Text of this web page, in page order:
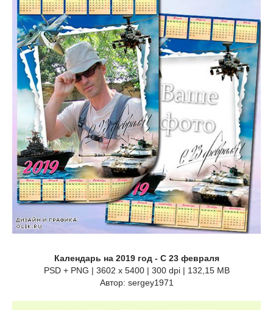
Календарь на 2019 год - С 23 февраля
PSD + PNG | 3602 x 5400 | 300 dpi | 132,15 MB
Автор: sergey1971